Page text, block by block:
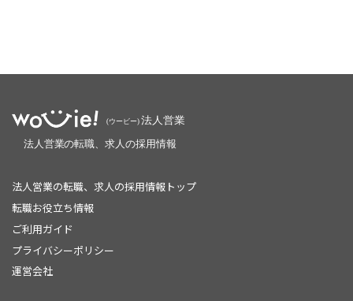
法人営業の転職、求人の採用情報トップ
転職お役立ち情報
ご利用ガイド
プライバシーポリシー
運営会社